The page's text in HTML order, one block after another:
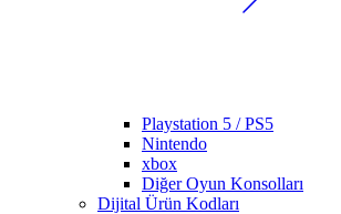
Playstation 5 / PS5
Nintendo
xbox
Diğer Oyun Konsolları
Dijital Ürün Kodları